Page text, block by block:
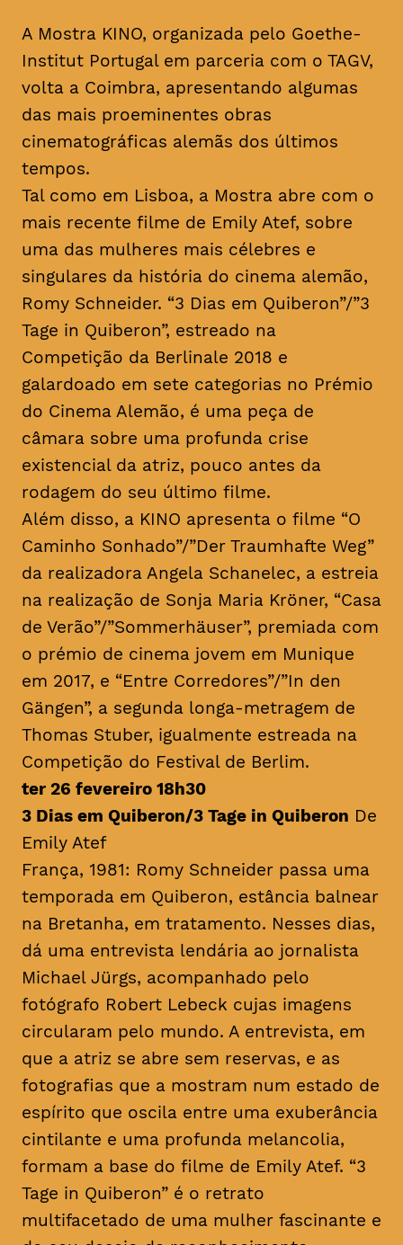
A Mostra KINO, organizada pelo Goethe-
Institut Portugal em parceria com o TAGV,
volta a Coimbra, apresentando algumas
das mais proeminentes obras
cinematográficas alemãs dos últimos
tempos.
Tal como em Lisboa, a Mostra abre com o
mais recente filme de Emily Atef, sobre
uma das mulheres mais célebres e
singulares da história do cinema alemão,
Romy Schneider. “3 Dias em Quiberon”/”3
Tage in Quiberon”, estreado na
Competição da Berlinale 2018 e
galardoado em sete categorias no Prémio
do Cinema Alemão, é uma peça de
câmara sobre uma profunda crise
existencial da atriz, pouco antes da
rodagem do seu último filme.
Além disso, a KINO apresenta o filme “O
Caminho Sonhado”/”Der Traumhafte Weg”
da realizadora Angela Schanelec, a estreia
na realização de Sonja Maria Kröner, “Casa
de Verão”/”Sommerhäuser”, premiada com
o prémio de cinema jovem em Munique
em 2017, e “Entre Corredores”/”In den
Gängen”, a segunda longa-metragem de
Thomas Stuber, igualmente estreada na
Competição do Festival de Berlim.
ter 26 fevereiro 18h30
3 Dias em Quiberon/3 Tage in Quiberon De
Emily Atef
França, 1981: Romy Schneider passa uma
temporada em Quiberon, estância balnear
na Bretanha, em tratamento. Nesses dias,
dá uma entrevista lendária ao jornalista
Michael Jürgs, acompanhado pelo
fotógrafo Robert Lebeck cujas imagens
circularam pelo mundo. A entrevista, em
que a atriz se abre sem reservas, e as
fotografias que a mostram num estado de
espírito que oscila entre uma exuberância
cintilante e uma profunda melancolia,
formam a base do filme de Emily Atef. “3
Tage in Quiberon” é o retrato
multifacetado de uma mulher fascinante e